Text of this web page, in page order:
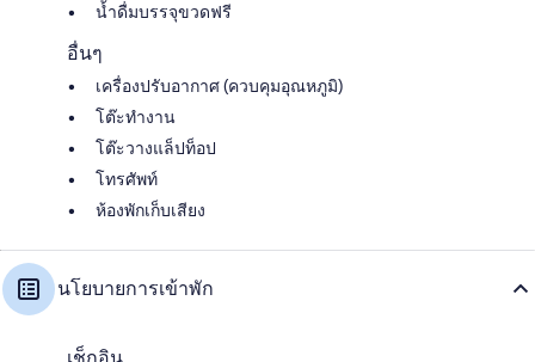
น้ำดื่มบรรจุขวดฟรี
อื่นๆ
เครื่องปรับอากาศ (ควบคุมอุณหภูมิ)
โต๊ะทำงาน
โต๊ะวางแล็ปท็อป
โทรศัพท์
ห้องพักเก็บเสียง
นโยบายการเข้าพัก